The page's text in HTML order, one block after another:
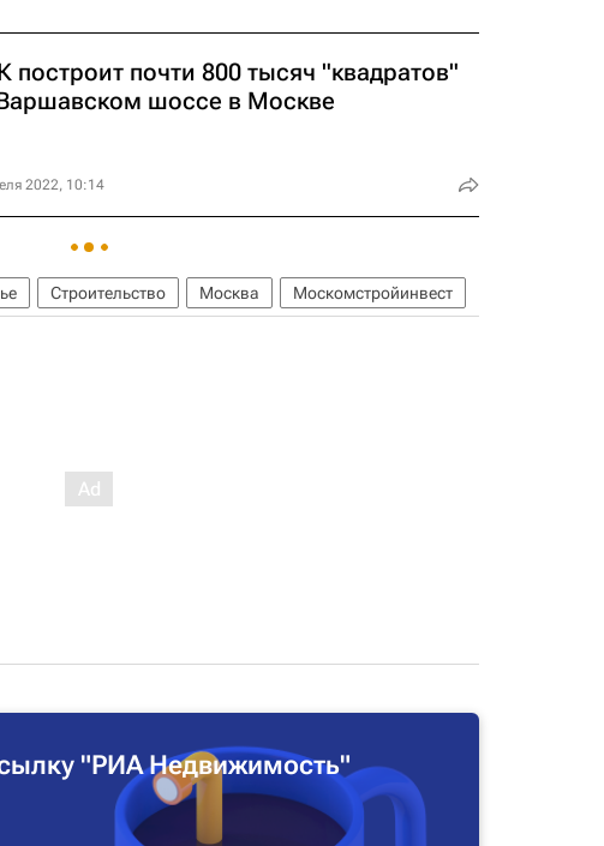
построит почти 800 тысяч "квадратов"
шоссе в Москве
2022, 10:14
Строительство Москва Москомстройинвест
"РИА Недвижимость"